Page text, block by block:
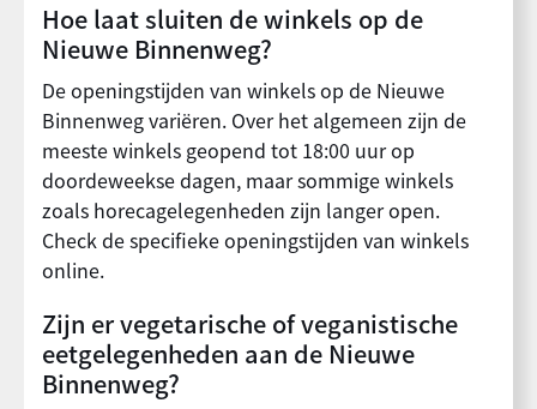
Hoe laat sluiten de winkels op de
Nieuwe Binnenweg?
De openingstijden van winkels op de Nieuwe
Binnenweg variëren. Over het algemeen zijn de
meeste winkels geopend tot 18:00 uur op
doordeweekse dagen, maar sommige winkels
zoals horecagelegenheden zijn langer open.
Check de specifieke openingstijden van winkels
online.
Zijn er vegetarische of veganistische
eetgelegenheden aan de Nieuwe
Binnenweg?